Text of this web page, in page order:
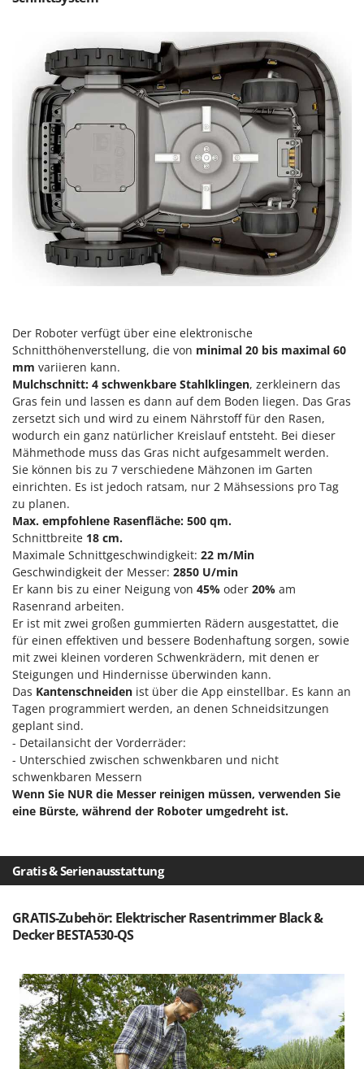
Der Roboter verfügt über eine elektronische
Schnitthöhenverstellung, die von minimal 20 bis maximal 60
mm variieren kann.
Mulchschnitt: 4 schwenkbare Stahlklingen, zerkleinern das
Gras fein und lassen es dann auf dem Boden liegen. Das Gras
zersetzt sich und wird zu einem Nährstoff für den Rasen,
wodurch ein ganz natürlicher Kreislauf entsteht. Bei dieser
Mähmethode muss das Gras nicht aufgesammelt werden.
Sie können bis zu 7 verschiedene Mähzonen im Garten
einrichten. Es ist jedoch ratsam, nur 2 Mähsessions pro Tag
zu planen.
Max. empfohlene Rasenfläche: 500 qm.
Schnittbreite 18 cm.
Maximale Schnittgeschwindigkeit: 22 m/Min
Geschwindigkeit der Messer: 2850 U/min
Er kann bis zu einer Neigung von 45% oder 20% am
Rasenrand arbeiten.
Er ist mit zwei großen gummierten Rädern ausgestattet, die
für einen effektiven und bessere Bodenhaftung sorgen, sowie
mit zwei kleinen vorderen Schwenkrädern, mit denen er
Steigungen und Hindernisse überwinden kann.
Das Kantenschneiden ist über die App einstellbar. Es kann an
Tagen programmiert werden, an denen Schneidsitzungen
geplant sind.
- Detailansicht der Vorderräder:
- Unterschied zwischen schwenkbaren und nicht
schwenkbaren Messern
Wenn Sie NUR die Messer reinigen müssen, verwenden Sie
eine Bürste, während der Roboter umgedreht ist.
Gratis & Serienausstattung
GRATIS-Zubehör: Elektrischer Rasentrimmer Black &
Decker BESTA530-QS